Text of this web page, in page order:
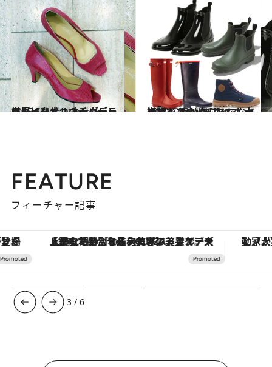
2015.5.14
世界にひとつのシンデレラシューズ マチョッラのパーソナルオーダー
コミック ＆ エッセイ 2019.6.17
街でもアウトドアでも大活躍！ 雨が楽しみになるレインブーツ5選
コミック ＆ エッセイ
FEATURE
フィーチャー記事
【銀座で出合う最旬美容】美髪ケアや上質な眠り…セルフケアのアップデートから、特別な名入れギフトまで。大人のための「ReFa GINZA」クルーズ
3 /6